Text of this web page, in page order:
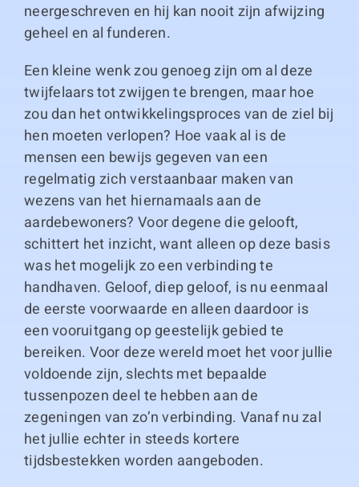
neergeschreven en hij kan nooit zijn afwijzing
geheel en al funderen.
Een kleine wenk zou genoeg zijn om al deze
twijfelaars tot zwijgen te brengen, maar hoe
zou dan het ontwikkelingsproces van de ziel bij
hen moeten verlopen? Hoe vaak al is de
mensen een bewijs gegeven van een
regelmatig zich verstaanbaar maken van
wezens van het hiernamaals aan de
aardebewoners? Voor degene die gelooft,
schittert het inzicht, want alleen op deze basis
was het mogelijk zo een verbinding te
handhaven. Geloof, diep geloof, is nu eenmaal
de eerste voorwaarde en alleen daardoor is
een vooruitgang op geestelijk gebied te
bereiken. Voor deze wereld moet het voor jullie
voldoende zijn, slechts met bepaalde
tussenpozen deel te hebben aan de
zegeningen van zo’n verbinding. Vanaf nu zal
het jullie echter in steeds kortere
tijdsbestekken worden aangeboden.